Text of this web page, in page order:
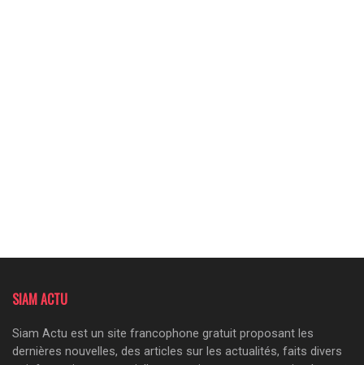
SIAM ACTU
Siam Actu est un site francophone gratuit proposant les
dernières nouvelles, des articles sur les actualités, faits divers